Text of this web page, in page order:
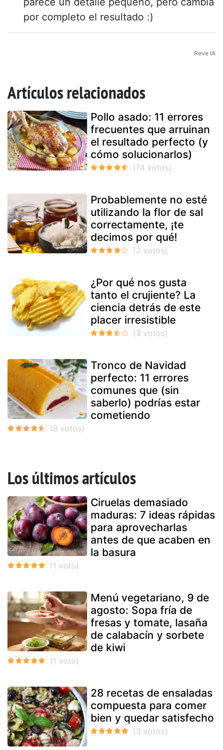
por completo el resultado :)
Reve IA
Artículos relacionados
Pollo asado: 11 errores
frecuentes que arruinan
el resultado perfecto (y
cómo solucionarlos)
Probablemente no esté
utilizando la flor de sal
correctamente, ¡te
decimos por qué!
¿Por qué nos gusta
tanto el crujiente? La
ciencia detrás de este
placer irresistible
Tronco de Navidad
perfecto: 11 errores
comunes que (sin
saberlo) podrías estar
cometiendo
Los últimos artículos
Ciruelas demasiado
maduras: 7 ideas rápidas
para aprovecharlas
antes de que acaben en
la basura
Menú vegetariano, 9 de
agosto: Sopa fría de
fresas y tomate, lasaña
de calabacín y sorbete
de kiwi
28 recetas de ensaladas
compuesta para comer
bien y quedar satisfecho